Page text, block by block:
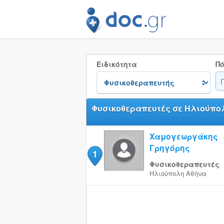
Ειδικότητα
Φυσικοθεραπευτές σε
1
Χαμογεωργάκης
Γρηγόρης
Φυσικοθεραπευτές
Ηλιούπολη Αθήνα